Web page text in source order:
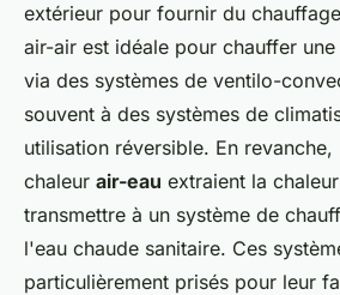
extérieur pour fournir du
air-air est idéale pour chauffer
via des systèmes de ventilo-
souvent à des systèmes de
utilisation réversible. En revanche,
chaleur air-eau extraient la
transmettre à un système de
l'eau chaude sanitaire. Ces
particulièrement prisés pour leur